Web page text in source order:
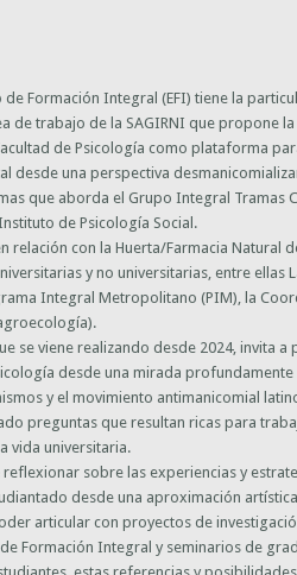
de Formación Integral (EFI) tiene la
de trabajo de la SAGIRNI que propone
de Psicología como plataforma
desde una perspectiva
que aborda el Grupo Integral Tramas
de Psicología Social.
relación con la Huerta/Farmacia Natural
y no universitarias, entre ellas
Integral Metropolitano (PIM), la
se viene realizando desde 2024, invita
desde una mirada
y el movimiento antimanicomial
preguntas que resultan ricas para
vida universitaria.
sobre las experiencias y
desde una aproximación
articular con proyectos de
Formación Integral y seminarios de